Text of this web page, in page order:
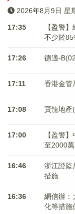
2026年8月9日 星
17:35
【盈警
不少於
17:26 德適-
17:11 香港金管
17:08 寶龍地產
17:00
【盈警
至2000
16:46
浙江證監
措施
16:36
網信辦：
化等措施